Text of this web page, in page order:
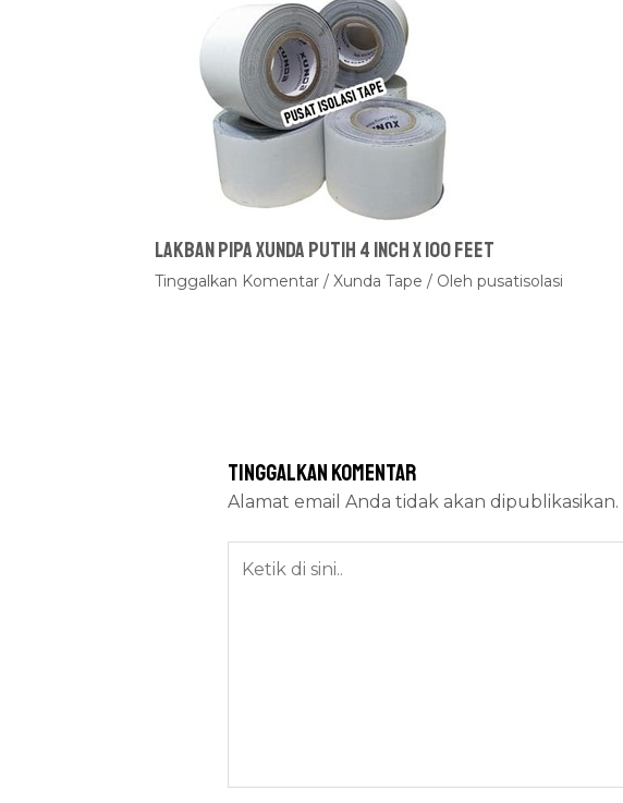
Lakban Pipa Xunda Putih 4 inch x 100 feet
Tinggalkan Komentar / Xunda Tape / Oleh pusatisolasi
Tinggalkan Komentar
Alamat email Anda tidak akan dipublikasikan.